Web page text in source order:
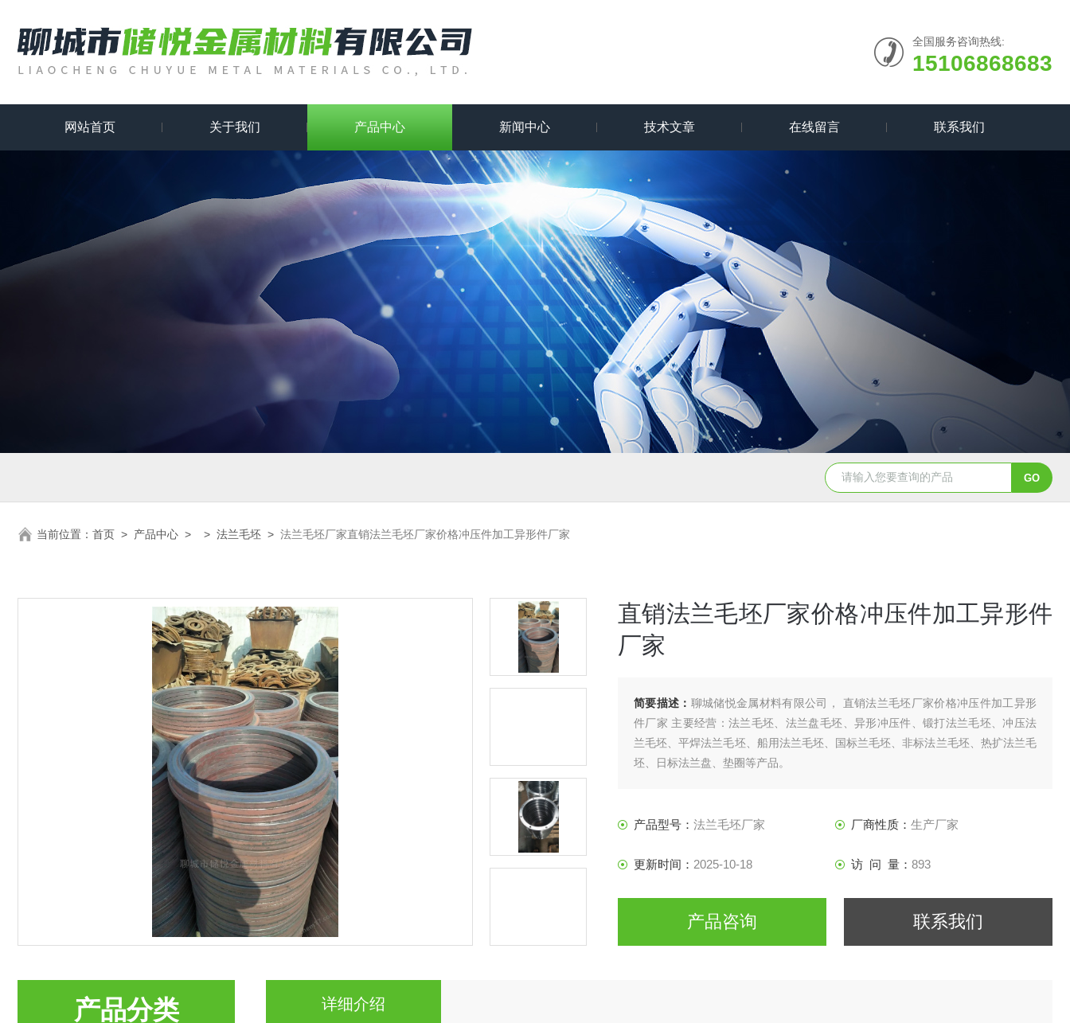
全国服务咨询热线:
15106868683
网站首页 关于我们 产品中心 新闻中心 技术文章 在线留言 联系我们
当前位置： 首页 > 产品中心 > > 法兰毛坯 > 法兰毛坯厂家直销法兰毛坯厂家价格冲压件加工异形件厂家
直销法兰毛坯厂家价格冲压件加工异形件
厂家
简要描述： 聊城储悦金属材料有限公司， 直销法兰毛坯厂家价格冲压件加工异形
件厂家 主要经营：法兰毛坯、法兰盘毛坯、异形冲压件、锻打法兰毛坯、冲压法
兰毛坯、平焊法兰毛坯、船用法兰毛坯、国标兰毛坯、非标法兰毛坯、热扩法兰毛
坯、日标法兰盘、垫圈等产品。
产品型号： 法兰毛坯厂家 厂商性质： 生产厂家
更新时间： 2025-10-18 访 问 量： 893
产品咨询 联系我们
详细介绍
产品分类